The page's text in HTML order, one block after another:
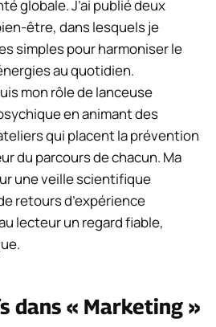
globale. J’ai publié deux
être, dans lesquels je
simples pour harmoniser le
au quotidien.
mon rôle de lanceuse
en animant des
qui placent la prévention
du parcours de chacun. Ma
une veille scientifique
retours d’expérience
lecteur un regard fiable,
dans « Marketing »